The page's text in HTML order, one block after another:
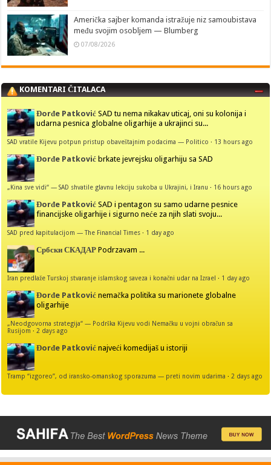
Američka sajber komanda istražuje niz samoubistava
među svojim osobljem — Blumberg
07/08/2026
KOMENTARI ČITALACA
Đorđe Patković SAD tu nema nikakav uticaj, oni su kolonija i
udarna pesnica globalne oligarhije a ukrajinci su...
SAD vratile Kijevu potpun pristup obaveštajnim podacima — Politico · 13 hours ago
Đorđe Patković brkate jevrejsku oligarhiju sa SAD
„Kina sve vidi“ — SAD shvatile glavnu lekciju sukoba u Ukrajini, i Iranu · 16 hours ago
Đorđe Patković SAD i pentagon su samo udarne pesnice
financijske oligarhije i sigurno neće za njih slati svoju...
SAD pred kapitulacijom — The Financial Times · 1 day ago
Србски СКАДАР Podrzavam ...
Iran predlaže Turskoj stvaranje islamskog saveza i konačni udar na Izrael · 1 day ago
Đorđe Patković nemačka politika su marionete globalne
oligarhije
„Neodgovorna strategija“ — Podrška Kijevu vodi Nemačku u vojni obračun sa
Rusijom ·2 days ago
Đorđe Patković najveći komedijaš u istoriji
Tramp “izgoreo”, od iransko-omanskog sporazuma — preti novim udarima ·2 days ago